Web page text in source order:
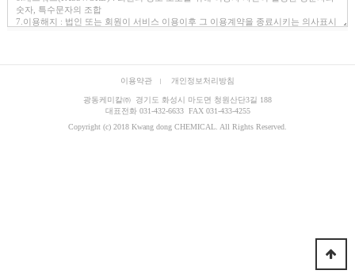
이용약관 개인정보처리방침
광동케미칼㈜ 경기도 화성시 마도면 청원산단3길 188
대표전화 031-432-6633 FAX 031-433-4255
Copyright (c) 2018 Kwang dong CHEMICAL. All Rights Reserved.